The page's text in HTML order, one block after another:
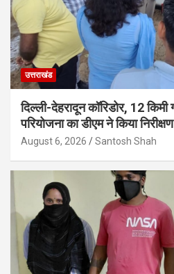
उत्तराखंड
दिल्ली-देहरादून कॉरिडोर, 12 किमी
परियोजना का डीएम ने किया निरीक्षण
August 6, 2026 Santosh Shah